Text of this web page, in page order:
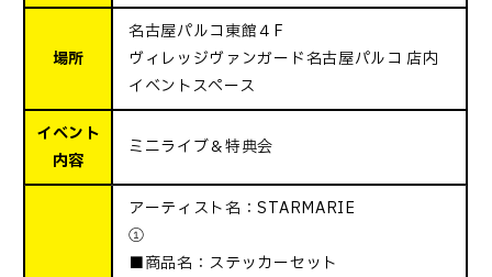
場所
名古屋パルコ東館４F
ヴィレッジヴァンガード名古屋パルコ 店内
イベントスペース
イベント
内容
ミニライブ＆特典会
アーティスト名：STARMARIE
①
■商品名：ステッカーセット